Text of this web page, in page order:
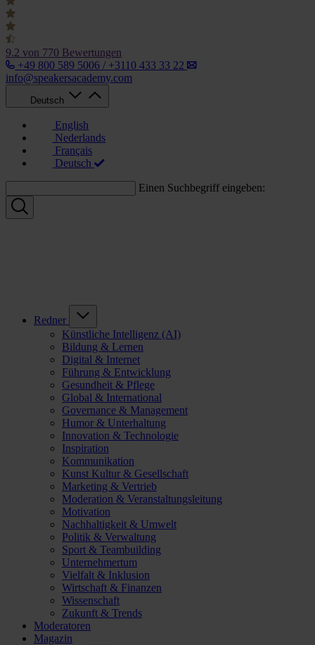
9.2 von 770 Bewertungen
+49 800 589 5006 / +3110 433 33 22
info@speakersacademy.com
Deutsch
English
Nederlands
Français
Deutsch
Einen Suchbegriff eingeben:
Redner
Künstliche Intelligenz (AI)
Bildung & Lernen
Digital & Internet
Führung & Entwicklung
Gesundheit & Pflege
Global & International
Governance & Management
Humor & Unterhaltung
Innovation & Technologie
Inspiration
Kommunikation
Kunst Kultur & Gesellschaft
Marketing & Vertrieb
Moderation & Veranstaltungsleitung
Motivation
Nachhaltigkeit & Umwelt
Politik & Verwaltung
Sport & Teambuilding
Unternehmertum
Vielfalt & Inklusion
Wirtschaft & Finanzen
Wissenschaft
Zukunft & Trends
Moderatoren
Magazin